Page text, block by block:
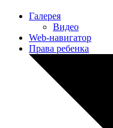
Галерея
Видео
Web-навигатор
Права ребенка